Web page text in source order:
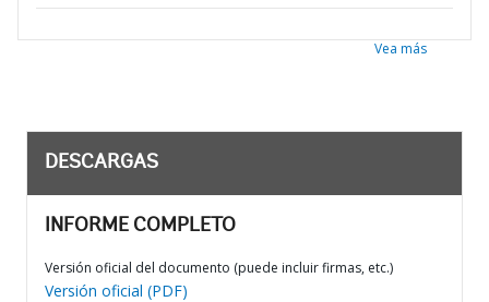
Vea más
DESCARGAS
INFORME COMPLETO
Versión oficial del documento (puede incluir firmas, etc.)
Versión oficial (PDF)